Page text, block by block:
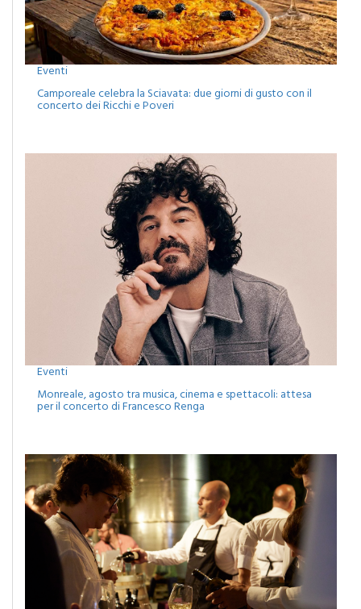
Eventi
Camporeale celebra la Sciavata: due giorni di gusto con il
Eventi
Monreale, agosto tra musica, cinema e spettacoli: attesa